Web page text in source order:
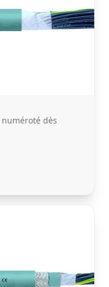
numéroté dès